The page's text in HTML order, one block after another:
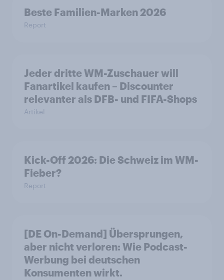
Beste Familien-Marken 2026
Report
Jeder dritte WM-Zuschauer will
Fanartikel kaufen – Discounter
relevanter als DFB- und FIFA-Shops
Artikel
Kick-Off 2026: Die Schweiz im WM-
Fieber?​
Report
[DE On-Demand] Übersprungen,
aber nicht verloren: Wie Podcast-
Werbung bei deutschen
Konsumenten wirkt.